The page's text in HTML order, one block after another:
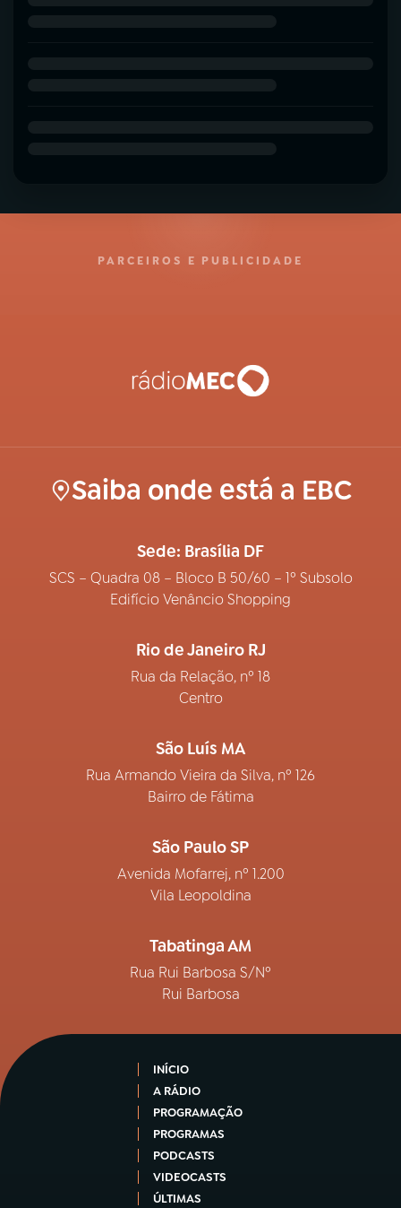
PARCEIROS E PUBLICIDADE
Saiba onde está a EBC
Sede: Brasília DF
SCS – Quadra 08 – Bloco B 50/60 – 1º Subsolo
Edifício Venâncio Shopping
Rio de Janeiro RJ
Rua da Relação, nº 18
Centro
São Luís MA
Rua Armando Vieira da Silva, nº 126
Bairro de Fátima
São Paulo SP
Avenida Mofarrej, nº 1.200
Vila Leopoldina
Tabatinga AM
Rua Rui Barbosa S/Nº
Rui Barbosa
INÍCIO
A RÁDIO
PROGRAMAÇÃO
PROGRAMAS
PODCASTS
VIDEOCASTS
ÚLTIMAS